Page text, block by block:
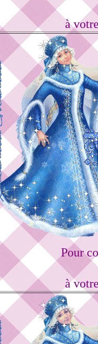
à
Pour
à